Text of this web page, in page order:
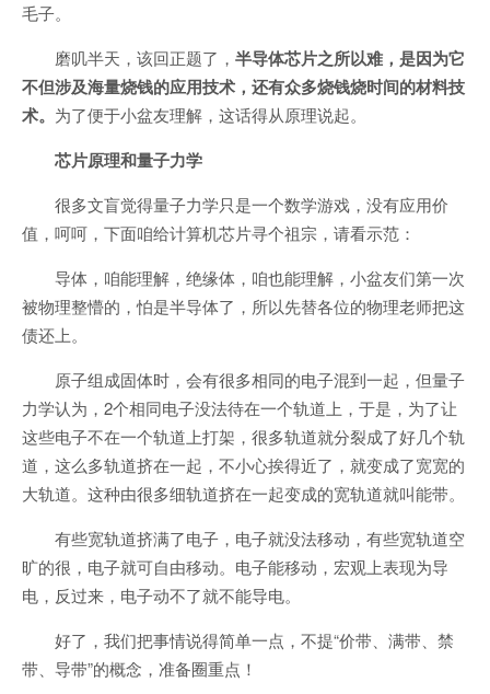
毛子。
磨叽半天，该回正题了， 半导体芯片之所以难，是因为它
不但涉及海量烧钱的应用技术，还有众多烧钱烧时间的材料技
术。 为了便于小盆友理解，这话得从原理说起。
芯片原理和量子力学
很多文盲觉得量子力学只是一个数学游戏，没有应用价
值，呵呵，下面咱给计算机芯片寻个祖宗，请看示范：
导体，咱能理解，绝缘体，咱也能理解，小盆友们第一次
被物理整懵的，怕是半导体了，所以先替各位的物理老师把这
债还上。
原子组成固体时，会有很多相同的电子混到一起，但量子
力学认为，2个相同电子没法待在一个轨道上，于是，为了让
这些电子不在一个轨道上打架，很多轨道就分裂成了好几个轨
道，这么多轨道挤在一起，不小心挨得近了，就变成了宽宽的
大轨道。这种由很多细轨道挤在一起变成的宽轨道就叫能带。
有些宽轨道挤满了电子，电子就没法移动，有些宽轨道空
旷的很，电子就可自由移动。电子能移动，宏观上表现为导
电，反过来，电子动不了就不能导电。
好了，我们把事情说得简单一点，不提“价带、满带、禁
带、导带”的概念，准备圈重点！